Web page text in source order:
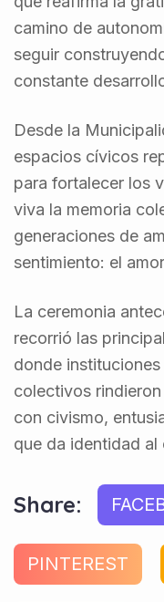
camino de
seguir
constante
Desde la
espacios cívicos
para fortalecer los
viva la memoria
generaciones de
sentimiento: el
La ceremonia
recorrió las
donde
colectivos
con civismo,
que da identidad al
Share:
PINTEREST